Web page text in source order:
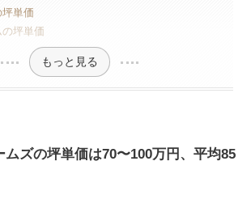
坪単価
坪単価
もっと見る
ズの坪単価は70〜100万円、平均85